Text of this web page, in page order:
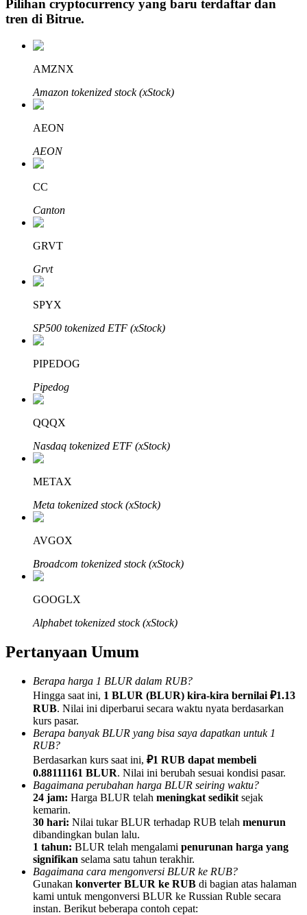
Investasi Otomatis
Raih keuntungan jangka panjang dan kepentingan fleksibel
Pelajari Staking
Pelajari tentang mendapatkan penghasilan pasif
Bitrue
Mitra Bitrue
Referensi
Undang teman untuk mendapatkan imbalan tunai
BTC Welcome Rewards
BTC Welcome Rewards
Pilihan cryptocurrency yang baru terdaftar dan
tren di Bitrue.
AMZNX
Amazon tokenized stock (xStock)
AEON
AEON
CC
Canton
GRVT
Grvt
SPYX
SP500 tokenized ETF (xStock)
PIPEDOG
Pipedog
QQQX
Nasdaq tokenized ETF (xStock)
METAX
Meta tokenized stock (xStock)
AVGOX
Broadcom tokenized stock (xStock)
GOOGLX
Alphabet tokenized stock (xStock)
Pertanyaan Umum
Berapa harga 1 BLUR dalam RUB?
Hingga saat ini, 1 BLUR (BLUR) kira-kira bernilai ₽1.13
RUB. Nilai ini diperbarui secara waktu nyata berdasarkan
kurs pasar.
Berapa banyak BLUR yang bisa saya dapatkan untuk 1
RUB?
Berdasarkan kurs saat ini, ₽1 RUB dapat membeli
0.88111161 BLUR. Nilai ini berubah sesuai kondisi pasar.
Bagaimana perubahan harga BLUR seiring waktu?
24 jam: Harga BLUR telah meningkat sedikit sejak
kemarin.
30 hari: Nilai tukar BLUR terhadap RUB telah menurun
dibandingkan bulan lalu.
1 tahun: BLUR telah mengalami penurunan harga yang
signifikan selama satu tahun terakhir.
Bagaimana cara mengonversi BLUR ke RUB?
Gunakan konverter BLUR ke RUB di bagian atas halaman
kami untuk mengonversi BLUR ke Russian Ruble secara
instan. Berikut beberapa contoh cepat: